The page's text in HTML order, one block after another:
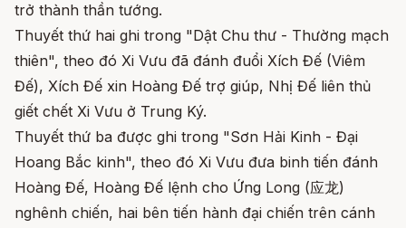
trở thành thần tướng.
Thuyết thứ hai ghi trong "Dật Chu thư - Thường mạch
thiên", theo đó Xi Vưu đã đánh đuổi Xích Đế (Viêm
Đế), Xích Đế xin Hoàng Đế trợ giúp, Nhị Đế liên thủ
giết chết Xi Vưu ở Trung Ký.
Thuyết thứ ba được ghi trong "Sơn Hải Kinh - Đại
Hoang Bắc kinh", theo đó Xi Vưu đưa binh tiến đánh
Hoàng Đế, Hoàng Đế lệnh cho Ứng Long (应龙)
nghênh chiến, hai bên tiến hành đại chiến trên cánh